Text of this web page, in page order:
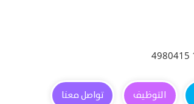
التوظيف تواصل معنا